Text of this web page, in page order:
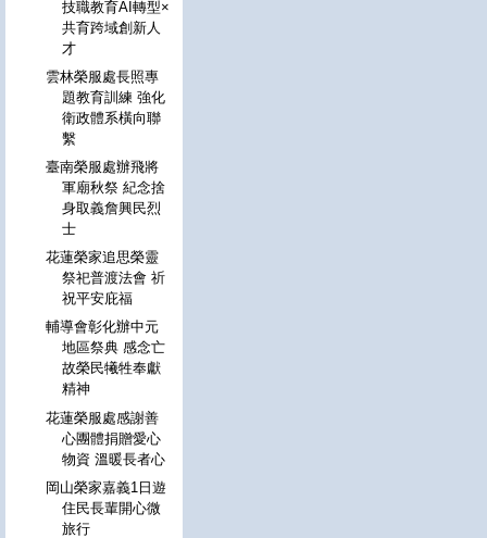
技職教育AI轉型×
共育跨域創新人
才
雲林榮服處長照專
題教育訓練 強化
衛政體系橫向聯
繫
臺南榮服處辦飛將
軍廟秋祭 紀念捨
身取義詹興民烈
士
花蓮榮家追思榮靈
祭祀普渡法會 祈
祝平安庇福
輔導會彰化辦中元
地區祭典 感念亡
故榮民犧牲奉獻
精神
花蓮榮服處感謝善
心團體捐贈愛心
物資 溫暖長者心
岡山榮家嘉義1日遊
住民長輩開心微
旅行